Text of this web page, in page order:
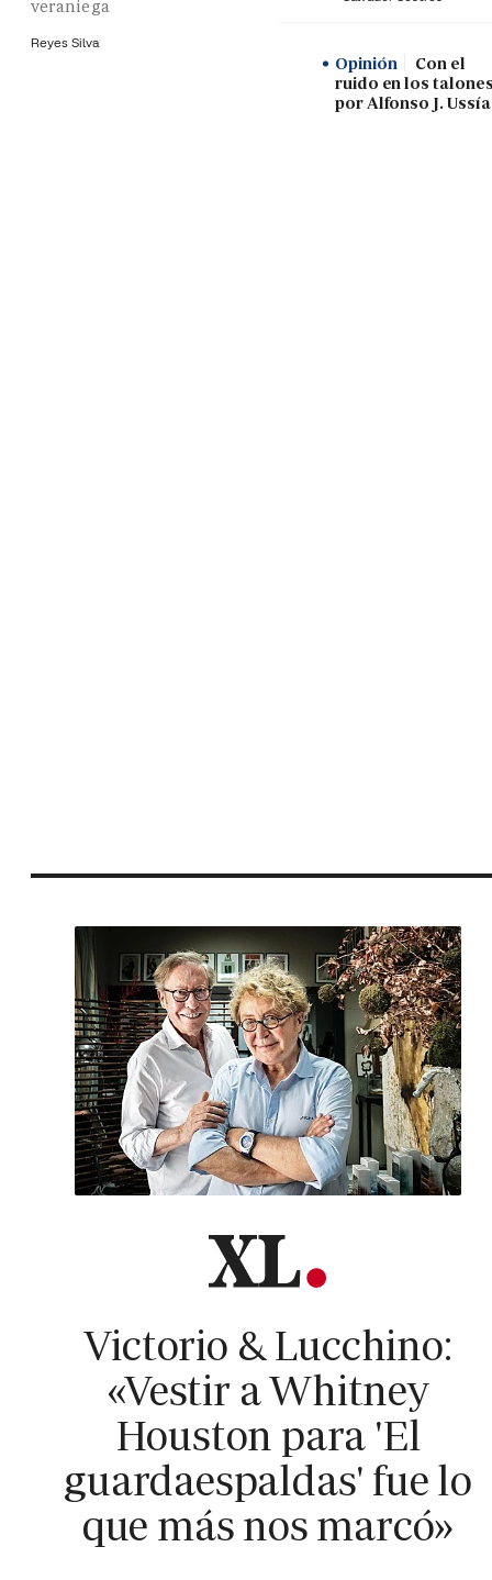
veraniega
Reyes Silva
Opinión
Con el
ruido en los
por Alfonso J. Ussía
Victorio & Lucchino:
«Vestir a Whitney
Houston para 'El
guardaespaldas' fue lo
que más nos marcó»